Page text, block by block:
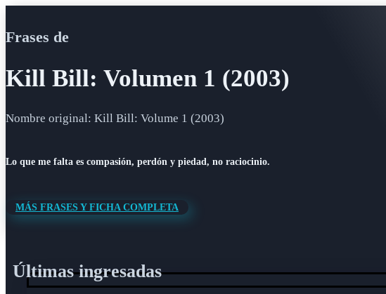
Frases de
Kill Bill: Volumen 1 (2003)
Nombre original: Kill Bill: Volume 1 (2003)
Lo que me falta es compasión, perdón y piedad, no raciocinio.
MÁS FRASES Y FICHA COMPLETA
Últimas ingresadas